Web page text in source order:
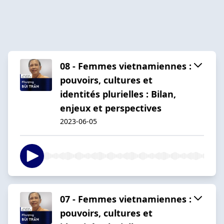
08 - Femmes vietnamiennes :
pouvoirs, cultures et
identités plurielles : Bilan,
enjeux et perspectives
2023-06-05
07 - Femmes vietnamiennes :
pouvoirs, cultures et